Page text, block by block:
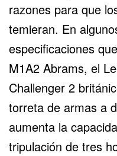
razones para que
temieran. En
especificaciones
M1A2 Abrams, el
Challenger 2
torreta de armas a
aumenta la
tripulación de tres